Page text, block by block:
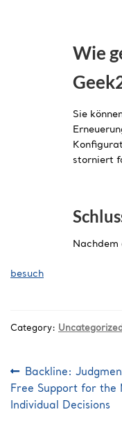
Wie
Sie
storniert
Nachdem
besuch
Category: Uncategorized
Post
navigation
Previous
post:
Backline:
Free Support for the
Individual Decisions